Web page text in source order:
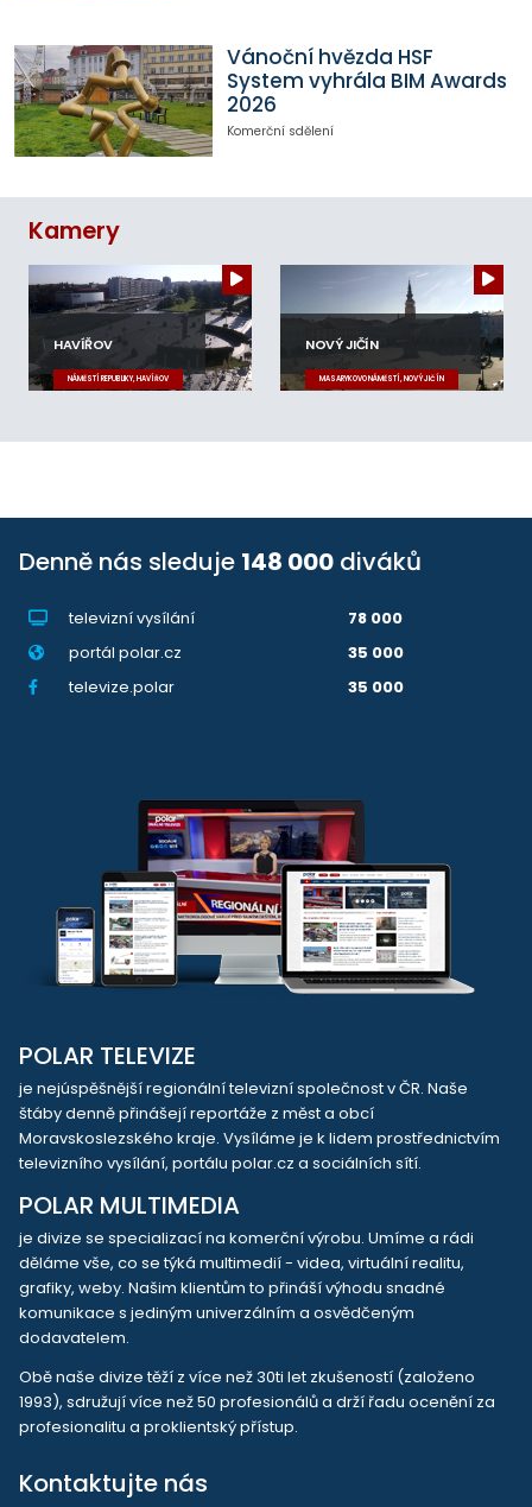
Vánoční hvězda HSF
System vyhrála BIM Awards
2026
Komerční sdělení
Kamery
HAVÍŘOV
NÁMĚSTÍ REPUBLIKY, HAVÍŘOV
NOVÝ JIČÍN
MASARYKOVO NÁMĚSTÍ, NOVÝ JIČÍN
Denně nás sleduje 148 000 diváků
televizní vysílání
78 000
portál polar.cz
35 000
televize.polar
35 000
POLAR TELEVIZE
je nejúspěšnější regionální televizní společnost v ČR. Naše
štáby denně přinášejí reportáže z měst a obcí
Moravskoslezského kraje. Vysíláme je k lidem prostřednictvím
televizního vysílání, portálu polar.cz a sociálních sítí.
POLAR MULTIMEDIA
je divize se specializací na komerční výrobu. Umíme a rádi
děláme vše, co se týká multimedií - videa, virtuální realitu,
grafiky, weby. Našim klientům to přináší výhodu snadné
komunikace s jediným univerzálním a osvědčeným
dodavatelem.
Obě naše divize těží z více než 30ti let zkušeností (založeno
1993), sdružují více než 50 profesionálů a drží řadu ocenění za
profesionalitu a proklientský přístup.
Kontaktujte nás